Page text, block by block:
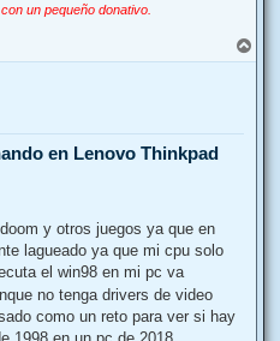
un pequeño donativo.
r
en Lenovo Thinkpad
y otros juegos ya que en
lagueado ya que mi cpu solo
el win98 en mi pc va
no tenga drivers de video
como un reto para ver si hay